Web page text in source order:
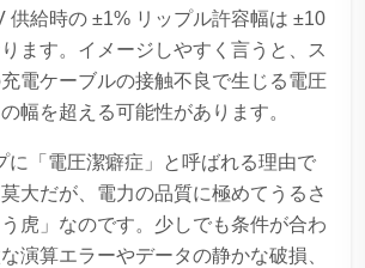
供給時の ±1% リップル許容幅は ±10
ます。イメージしやすく言うと、ス
電ケーブルの接触不良で生じる電圧
幅を超える可能性があります。
に「電圧潔癖症」と呼ばれる理由で
大だが、電力の品質に極めてうるさ
虎」なのです。少しでも条件が合わ
演算エラーやデータの静かな破損、